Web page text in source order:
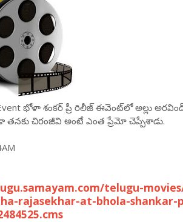
Event భోళా శంకర్ ప్రీ రిలీజ్ ఈవెంట్‌లో అల్లు
చిరంజీవి అంటే ఎంత ప్రేమో చెప్పేశాడు.
telugu-
rajasekhar-at-bhola-shankar-